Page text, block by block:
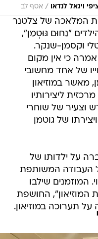
ויגאל לנדאו / אסף לב
המלאכה של צלטנר
"נַחוּם גּוּטְמַן",
וקסמן-שנקר.
אמרה כי אין מקום
של אחד מחשובי
מאשר במוזיאון
ליצירותיו
וצעיר של שוחרי
של גוטמן
על ילדותו של
העבודה המשותפת
המוזמנים שילבו
המוזיאון", החושפת
תערוכה במוזיאון.